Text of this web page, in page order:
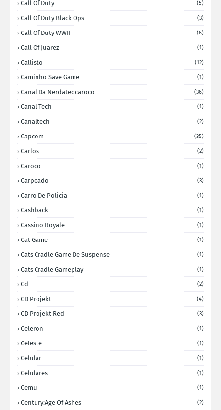
Call Of Duty (5)
Call Of Duty Black Ops (3)
Call Of Duty WWII (6)
Call Of Juarez (1)
Callisto (12)
Caminho Save Game (1)
Canal Da Nerdateocaroco (36)
Canal Tech (1)
Canaltech (2)
Capcom (35)
Carlos (2)
Caroco (1)
Carpeado (3)
Carro De Policia (1)
Cashback (1)
Cassino Royale (1)
Cat Game (1)
Cats Cradle Game De Suspense (1)
Cats Cradle Gameplay (1)
Cd (2)
CD Projekt (4)
CD Projekt Red (3)
Celeron (1)
Celeste (1)
Celular (1)
Celulares (1)
Cemu (1)
Century:Age Of Ashes (2)